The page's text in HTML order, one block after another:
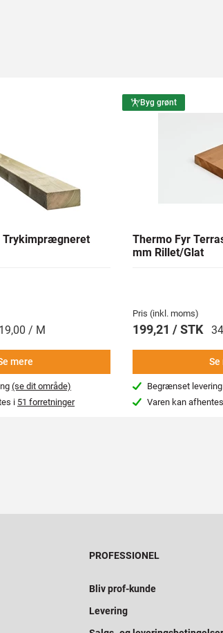
Trykimprægneret
19,00 / M
mere
(se dit område)
i 51 forretninger
Byg grønt
Thermo Fyr
mm Rillet/Glat
Pris (inkl. moms)
199,21 / STK
Se
Begrænset levering
Varen kan
PROFESSIONEL
Bliv prof-kunde
Levering